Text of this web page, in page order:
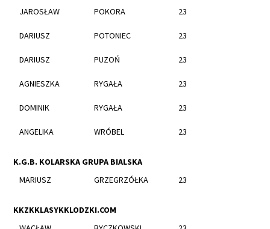
JAROSŁAW POKORA 23
DARIUSZ POTONIEC 23
DARIUSZ PUZOŃ 23
AGNIESZKA RYGAŁA 23
DOMINIK RYGAŁA 23
ANGELIKA WRÓBEL 23
K.G.B. KOLARSKA GRUPA BIALSKA
MARIUSZ
GRZEGRZÓŁKA 23
KKZKKLASYKKLODZKI.COM